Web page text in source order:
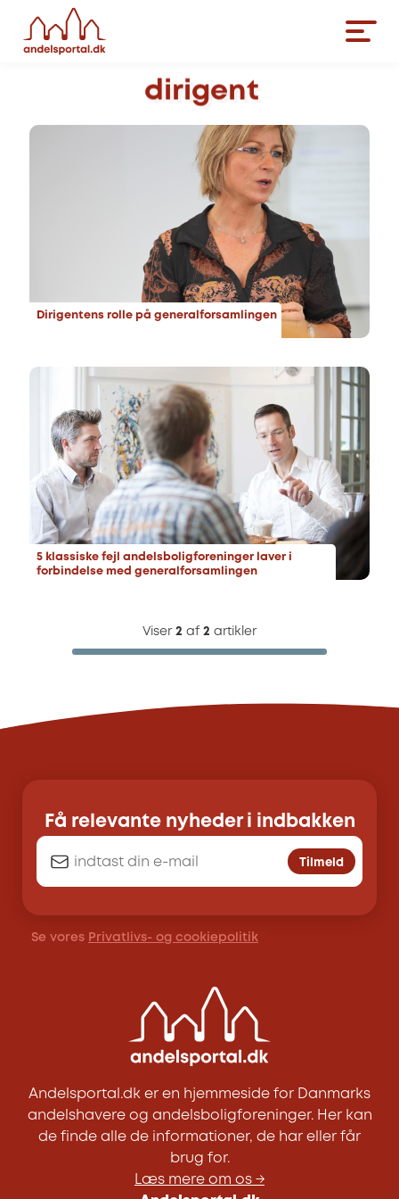
dirigent
Dirigentens rolle på generalforsamlingen
5 klassiske fejl andelsboligforeninger laver i
forbindelse med generalforsamlingen
Viser 2 af 2 artikler
Få relevante nyheder i indbakken
Tilmeld
Se vores Privatlivs- og cookiepolitik
Andelsportal.dk er en hjemmeside for Danmarks
andelshavere og andelsboligforeninger. Her kan
de finde alle de informationer, de har eller får
brug for.
Læs mere om os →